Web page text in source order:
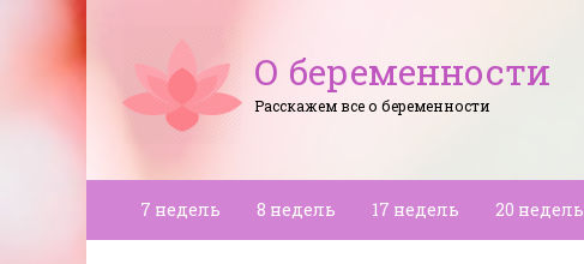
О беременности
Расскажем все о беременности
7 недель 8 недель 17 недель 20 недель